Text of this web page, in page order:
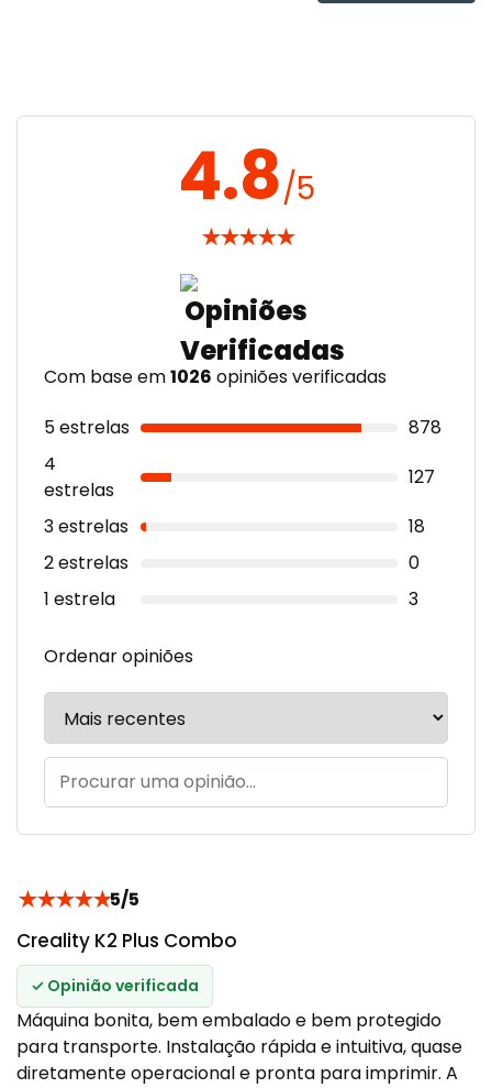
4.8/5
★★★★★
Com base em1026 opiniões verificadas
5 estrelas
878
4
estrelas
127
3 estrelas
18
2 estrelas
0
1 estrela
3
Ordenar opiniões
★★★★★5/5
Creality K2 Plus Combo
✓ Opinião verificada
Máquina bonita, bem embalado e bem protegido
para transporte. Instalação rápida e intuitiva, quase
diretamente operacional e pronta para imprimir. A